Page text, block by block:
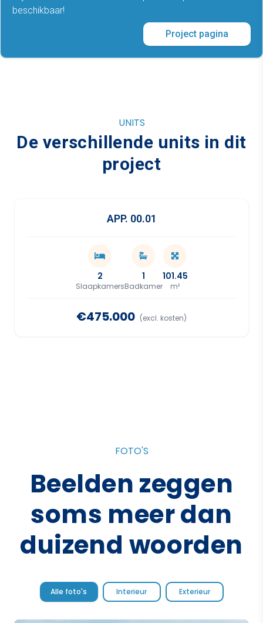
beschikbaar!
Project pagina
UNITS
De verschillende units in dit
project
APP. 00.01
2
Slaapkamers
1
Badkamer
101.45
m²
€475.000 (excl. kosten)
FOTO'S
Beelden zeggen
soms meer dan
duizend woorden
Alle foto's Interieur Exterieur